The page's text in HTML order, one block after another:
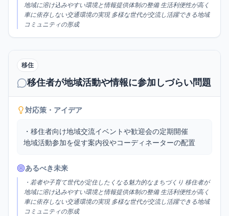
地域に溶け込みやすい環境と情報提供体制の整備 生活利便性が高く
車に依存しない交通環境の実現 多様な世代が交流し活躍できる地域
コミュニティの形成
移住
移住者が地域活動や情報に参加しづらい問題
対応策・アイデア
・移住者向け地域交流イベントや歓迎会の定期開催
地域活動参加を促す案内役やコーディネーターの配置
あるべき未来
・若者や子育て世代が定住したくなる魅力的なまちづくり 移住者が
地域に溶け込みやすい環境と情報提供体制の整備 生活利便性が高く
車に依存しない交通環境の実現 多様な世代が交流し活躍できる地域
コミュニティの形成